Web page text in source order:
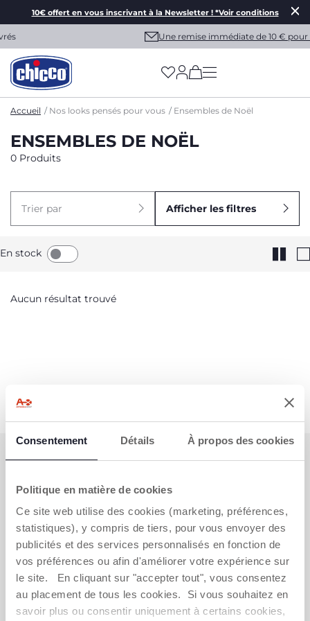
Consentement Détails À propos des cookies
Politique en matière de cookies
Ce site web utilise des cookies (marketing, préférences,
statistiques), y compris de tiers, pour vous envoyer des
publicités et des services personnalisés en fonction de
vos préférences ou afin d'améliorer votre expérience sur
le site. En cliquant sur "accepter tout", vous consentez
au placement de tous les cookies. Si vous souhaitez en
savoir plus ou consentir uniquement à certains cookies,
10€ offert en vous inscrivant à la Newsletter ! *Voir conditions
Une remise immédiate de 10 € pour vous !
(has more options
Accueil Nos looks pensés pour vous Ensembles de Noël
ENSEMBLES DE NOËL
0 Produits
Trier par Afficher les filtres
En stock
Aucun résultat trouvé
S'ABONNER À LA NEWSLETTER
dépenser en ligne.
OBTENIR LA RÉDUCTION
VOUS-AVEZ BESOIN DE NOUS
CONTACTER ?